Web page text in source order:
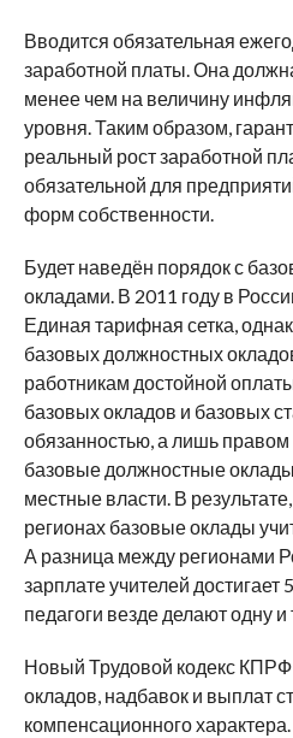
Вводится обязательная
заработной платы. Она
менее чем на величину
уровня. Таким образом,
реальный рост заработной
обязательной для
форм собственности.
Будет наведён порядок с
окладами. В 2011 году в
Единая тарифная сетка,
базовых должностных
работникам достойной
базовых окладов и базовых
обязанностью, а лишь правом
базовые должностные
местные власти. В
регионах базовые оклады
А разница между регионами
зарплате учителей достигает
педагоги везде делают одну и
Новый Трудовой кодекс
окладов, надбавок и выплат
компенсационного